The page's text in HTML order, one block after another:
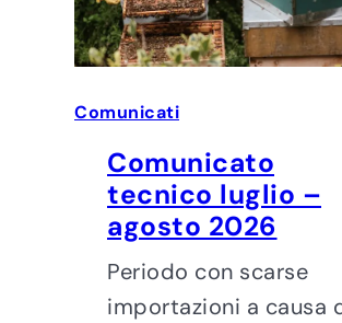
Comunicati
Comunicato
tecnico luglio –
agosto 2026
Periodo con scarse
importazioni a causa